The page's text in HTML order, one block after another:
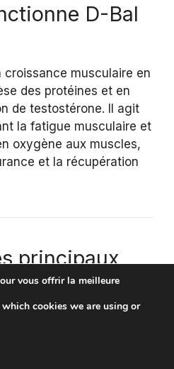
D-Bal
croissance musculaire en
des protéines et en
de testostérone. Il agit
la fatigue musculaire et
oxygène aux muscles,
et la récupération
principaux
D-Bal Max ?
contient des
le ginseng brésilien
(endurance), le
vous offrir la meilleure
cookies we are using or